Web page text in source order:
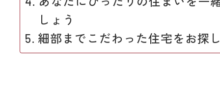
しょう
細部までこだわった住宅をお探